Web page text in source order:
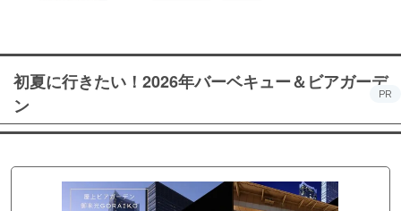
初夏に行きたい！2026年バーベキュー＆ビアガーデ
ン
PR